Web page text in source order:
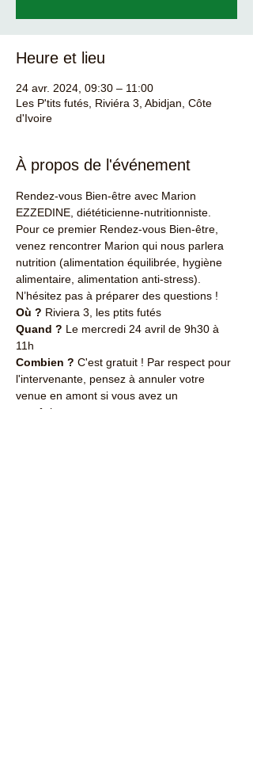
Heure et lieu
24 avr. 2024, 09:30 – 11:00
Les P'tits futés, Riviéra 3, Abidjan, Côte
d'Ivoire
À propos de l'événement
Rendez-vous Bien-être avec Marion
EZZEDINE, diététicienne-nutritionniste.
Pour ce premier Rendez-vous Bien-être,
venez rencontrer Marion qui nous parlera
nutrition (alimentation équilibrée, hygiène
alimentaire, alimentation anti-stress).
N’hésitez pas à préparer des questions !
Où ? Riviera 3, les ptits futés
Quand ? Le mercredi 24 avril de 9h30 à
11h
Combien ? C'est gratuit ! Par respect pour
l'intervenante, pensez à annuler votre
venue en amont si vous avez un
empêchement.